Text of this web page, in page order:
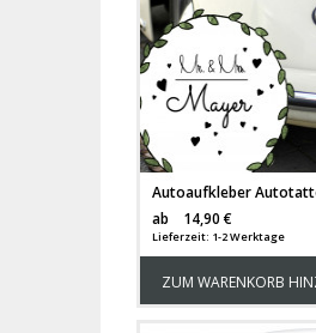
ab
14,90 €
Lieferzeit: 1-2 Werktage
ZUM WARENKORB